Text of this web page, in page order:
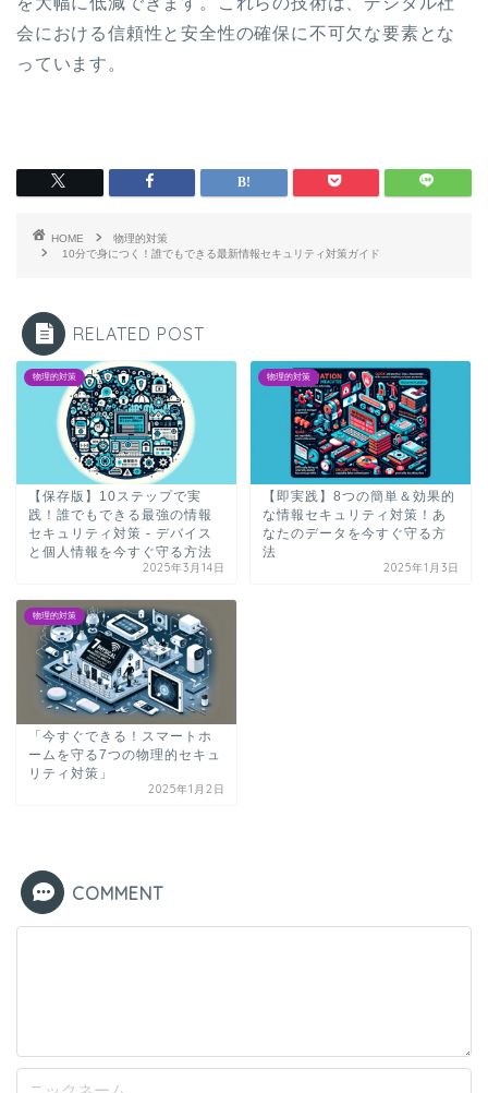
会における信頼性と安全性の確保に不可欠な要素とな
っています。
HOME
物理的対策
10分で身につく！誰でもできる最新情報セキュリティ対策ガイド
RELATED POST
物理的対策
【保存版】10ステップで実
践！誰でもできる最強の情報
セキュリティ対策 - デバイス
と個人情報を今すぐ守る方法
2025年3月14日
物理的対策
【即実践】8つの簡単＆効果的
な情報セキュリティ対策！あ
なたのデータを今すぐ守る方
法
2025年1月3日
物理的対策
「今すぐできる！スマートホ
ームを守る7つの物理的セキュ
リティ対策」
2025年1月2日
COMMENT